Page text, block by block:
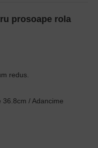
prosoape rola
redus.
/ Adancime